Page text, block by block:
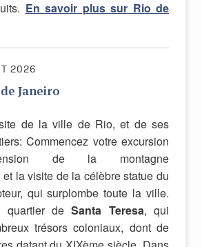
En savoir plus sur Rio de
2026
Janeiro
de la ville de Rio, et de ses
Commencez votre excursion
de la montagne
et la visite de la célèbre statue du
qui surplombe toute la ville.
quartier deSanta Teresa, qui
trésors coloniaux, dont de